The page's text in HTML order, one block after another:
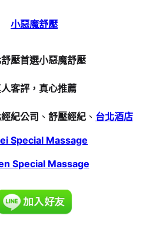
小惡魔舒壓
壓首選小惡魔舒壓
客評，真心推薦
經紀公司 、 舒壓經紀 、 台北酒店
Special Massage
Special Massage